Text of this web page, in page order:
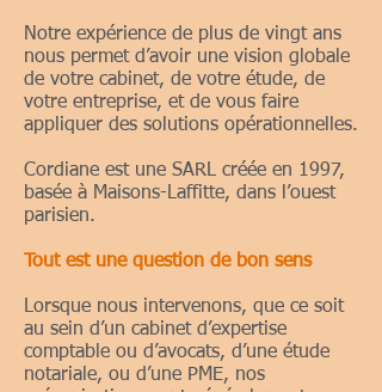
Notre expérience de plus de vingt ans
nous permet d’avoir une vision globale
de votre cabinet, de votre étude, de
votre entreprise, et de vous faire
appliquer des solutions opérationnelles.
Cordiane est une SARL créée en 1997,
basée à Maisons-Laffitte, dans l’ouest
parisien.
Tout est une question de bon sens
Lorsque nous intervenons, que ce soit
au sein d’un cabinet d’expertise
comptable ou d’avocats, d’une étude
notariale, ou d’une PME, nos